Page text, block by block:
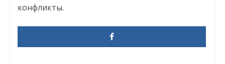
конфликты.